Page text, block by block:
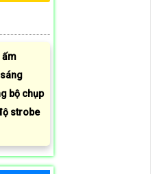
ấm
bộ chụp
strobe